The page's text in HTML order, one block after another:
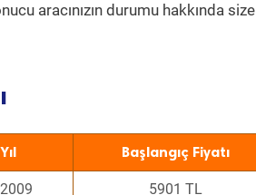
aracınızın durumu hakkında size
Yıl Başlangıç Fiyatı
2009 5901 TL